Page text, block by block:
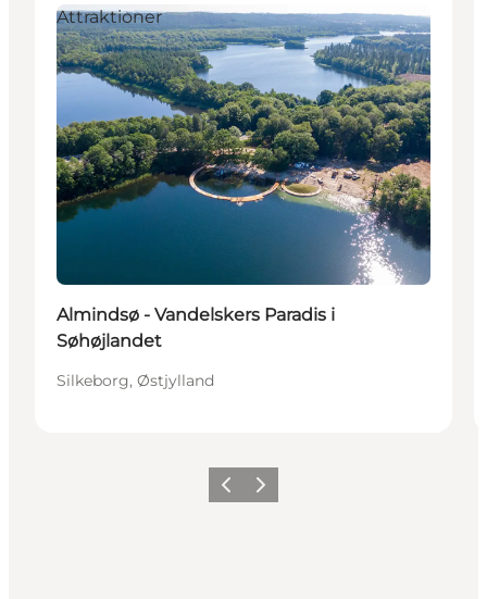
Attraktioner
Almindsø - Vandelskers Paradis i
Søhøjlandet
Silkeborg, Østjylland
ForrigeNæste